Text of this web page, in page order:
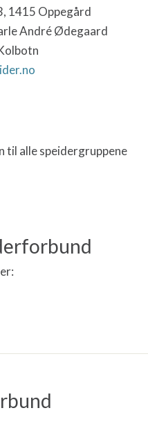
1415 Oppegård
André Ødegaard
til alle speidergruppene